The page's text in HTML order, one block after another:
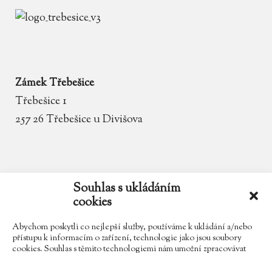
Souhlas s ukládáním
cookies
Abychom poskytli co nejlepší služby, používáme k ukládání a/nebo
přístupu k informacím o zařízení, technologie jako jsou soubory
cookies. Souhlas s těmito technologiemi nám umožní zpracovávat
Zámek Třebešice
Třebešice 1
257 26 Třebešice u Divišova
zamek.trebesice@volny.cz
602 354 467